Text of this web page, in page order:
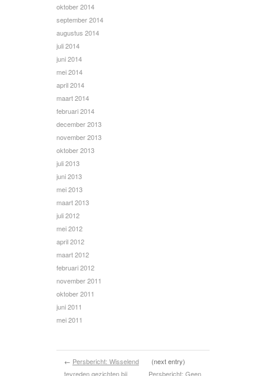
oktober 2014
september 2014
augustus 2014
juli 2014
juni 2014
mei 2014
april 2014
maart 2014
februari 2014
december 2013
november 2013
oktober 2013
juli 2013
juni 2013
mei 2013
maart 2013
juli 2012
mei 2012
april 2012
maart 2012
februari 2012
november 2011
oktober 2011
juni 2011
mei 2011
← Persbericht: Wisselend
tevreden gezichten bij
(next entry)
Persbericht: Geen